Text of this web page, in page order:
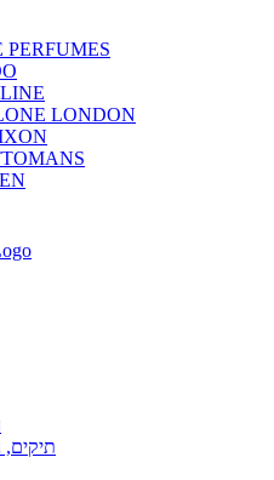
PERFUMES
LONDON
תיקים,